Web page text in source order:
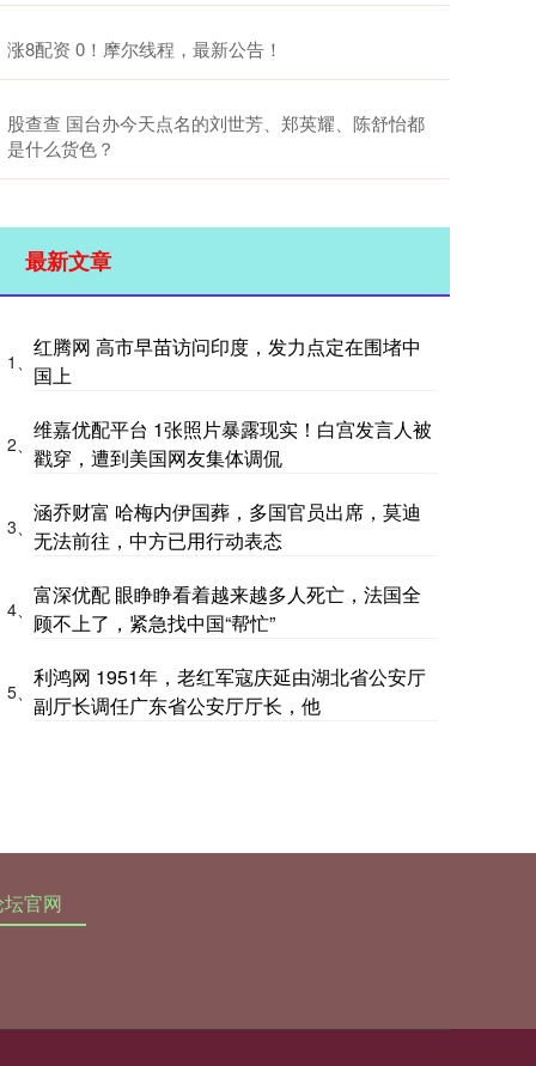
涨8配资 0！摩尔线程，最新公告！
股查查 国台办今天点名的刘世芳、郑英耀、陈舒怡都
是什么货色？
最新文章
1、
红腾网 高市早苗访问印度，发力点定在围堵中
国上
2、
维嘉优配平台 1张照片暴露现实！白宫发言人被
戳穿，遭到美国网友集体调侃
3、
涵乔财富 哈梅内伊国葬，多国官员出席，莫迪
无法前往，中方已用行动表态
4、
富深优配 眼睁睁看着越来越多人死亡，法国全
顾不上了，紧急找中国“帮忙”
5、
利鸿网 1951年，老红军寇庆延由湖北省公安厅
副厅长调任广东省公安厅厅长，他
官网